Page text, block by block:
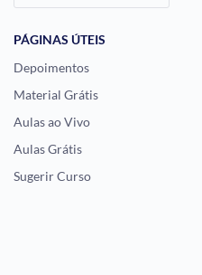
PÁGINAS ÚTEIS
Depoimentos
Material Grátis
Aulas ao Vivo
Aulas Grátis
Sugerir Curso